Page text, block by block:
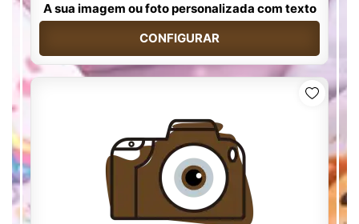
A sua imagem ou foto personalizada com texto
CONFIGURAR